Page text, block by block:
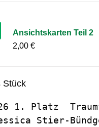
Ansichtskarten Teil 2
2,00 €
1. Platz
Stier-